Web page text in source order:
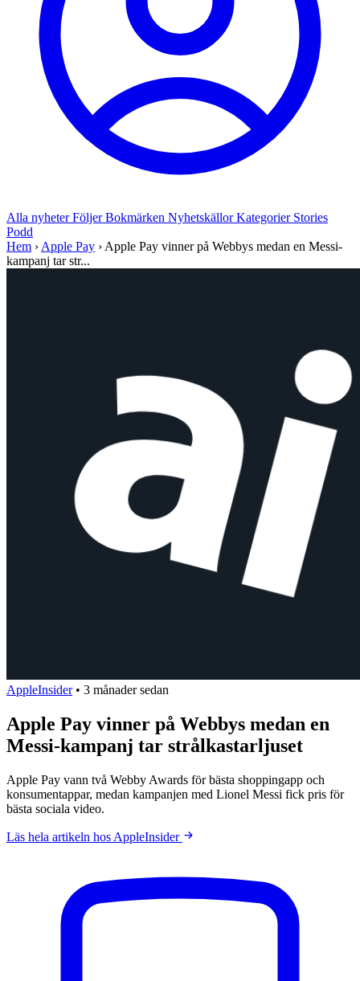
Alla nyheterFöljerBokmärken NyhetskällorKategorier Stories
Podd
Hem › Apple Pay › Apple Pay vinner på Webbys medan en Messi-
kampanj tar str...
AppleInsider • 3 månader sedan
Apple Pay vinner på Webbys medan en
Messi-kampanj tar strålkastarljuset
Apple Pay vann två Webby Awards för bästa shoppingapp och
konsumentappar, medan kampanjen med Lionel Messi fick pris för
bästa sociala video.
Läs hela artikeln hos AppleInsider